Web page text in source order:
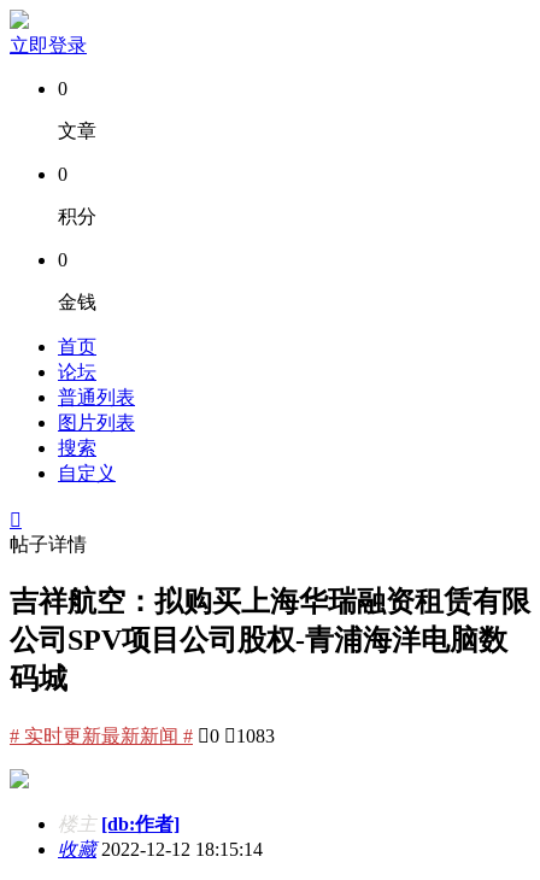
立即登录
0
文章
0
积分
0
金钱
首页
论坛
普通列表
图片列表
搜索
自定义

帖子详情
吉祥航空：拟购买上海华瑞融资租赁有限
公司SPV项目公司股权-青浦海洋电脑数
码城
# 实时更新最新新闻 # 0 1083
楼主 [db:作者]
收藏2022-12-12 18:15:14